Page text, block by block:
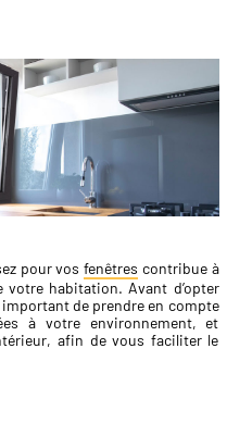
pour vosfenêtres contribue à
votre habitation. Avant d’opter
de prendre en compte
à votre environnement, et
afin de vous faciliter le